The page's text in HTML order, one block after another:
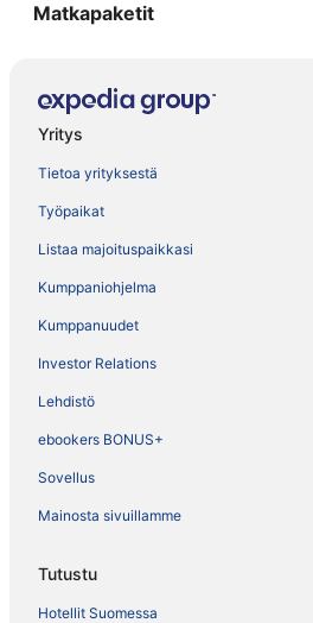
Matkapaketit
Yritys
Tietoa yrityksestä
Työpaikat
Listaa majoituspaikkasi
Kumppaniohjelma
Kumppanuudet
Investor Relations
Lehdistö
ebookers BONUS+
Sovellus
Mainosta sivuillamme
Tutustu
Hotellit Suomessa